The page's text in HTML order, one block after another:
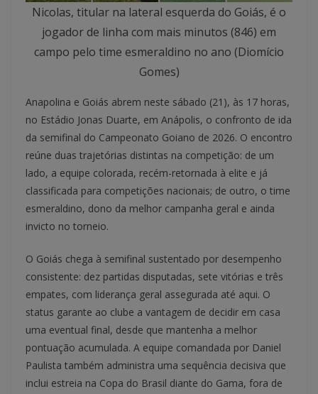
Nicolas, titular na lateral esquerda do Goiás, é o
jogador de linha com mais minutos (846) em
campo pelo time esmeraldino no ano (Diomício
Gomes)
Anapolina e Goiás abrem neste sábado (21), às 17 horas,
no Estádio Jonas Duarte, em Anápolis, o confronto de ida
da semifinal do Campeonato Goiano de 2026. O encontro
reúne duas trajetórias distintas na competição: de um
lado, a equipe colorada, recém-retornada à elite e já
classificada para competições nacionais; de outro, o time
esmeraldino, dono da melhor campanha geral e ainda
invicto no torneio.
O Goiás chega à semifinal sustentado por desempenho
consistente: dez partidas disputadas, sete vitórias e três
empates, com liderança geral assegurada até aqui. O
status garante ao clube a vantagem de decidir em casa
uma eventual final, desde que mantenha a melhor
pontuação acumulada. A equipe comandada por Daniel
Paulista também administra uma sequência decisiva que
inclui estreia na Copa do Brasil diante do Gama, fora de